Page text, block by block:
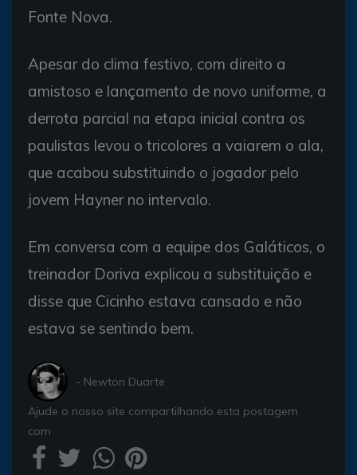
Fonte Nova.
Apesar do clima festivo, com direito a
amistoso e lançamento de novo uniforme, a
derrota parcial na etapa inicial contra os
paulistas levou o tricolores a vaiarem o ala,
que acabou substituindo o jogador pelo
jovem Hayner no intervalo.
Em conversa com a equipe dos Galáticos, o
treinador Doriva explicou a substituição e
disse que Cicinho estava cansado e não
estava se sentindo bem.
- Newton Duarte
Ajude o nosso site compartilhando esta postagem
com